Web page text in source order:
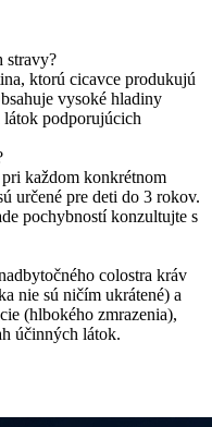
stravy?
ktorú cicavce produkujú
vysoké hladiny
podporujúcich
každom konkrétnom
určené pre deti do 3 rokov.
pochybností konzultujte s
colostra kráv
nie sú ničím ukrátené) a
(hlbokého zmrazenia),
účinných látok.